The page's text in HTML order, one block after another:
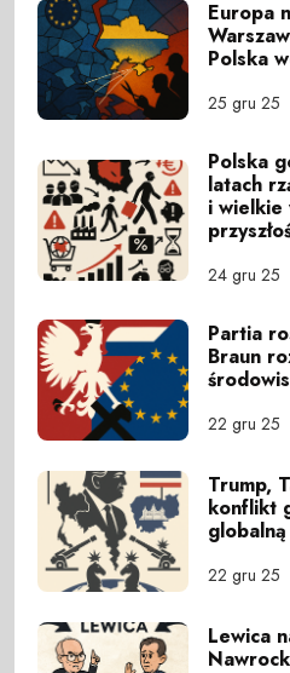
Europa
Polska
25 gru 25
Polska
latach
i wielkie
24 gru 25
Partia
Braun
22 gru 25
Trump,
konflikt
22 gru 25
Lewica